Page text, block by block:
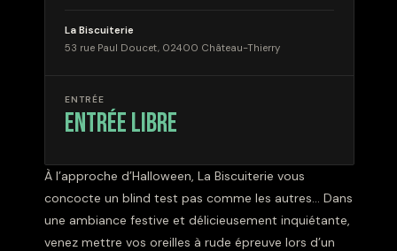
À l’approche d’Halloween, La Biscuiterie vous
concocte un blind test pas comme les autres… Dans
une ambiance festive et délicieusement inquiétante,
venez mettre vos oreilles à rude épreuve lors d’un
La Biscuiterie
53 rue Paul Doucet, 02400 Château-Thierry
ENTRÉE
entrée libre